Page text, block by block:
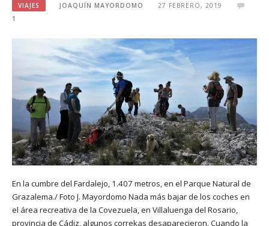
VIAJES JOAQUÍN MAYORDOMO
27 FEBRERO, 2019
1
En la cumbre del Fardalejo, 1.407 metros, en el Parque Natural de
Grazalema./ Foto J. Mayordomo Nada más bajar de los coches en
el área recreativa de la Covezuela, en Villaluenga del Rosario,
provincia de Cádiz, algunos correkas desaparecieron. Cuando la